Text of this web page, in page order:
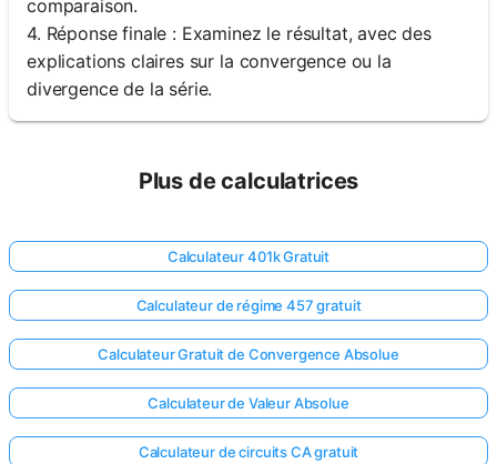
comparaison.
4. Réponse finale : Examinez le résultat, avec des
explications claires sur la convergence ou la
divergence de la série.
Plus de calculatrices
Calculateur 401k Gratuit
Calculateur de régime 457 gratuit
Calculateur Gratuit de Convergence Absolue
Calculateur de Valeur Absolue
Calculateur de circuits CA gratuit